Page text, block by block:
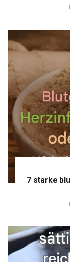
7 starke